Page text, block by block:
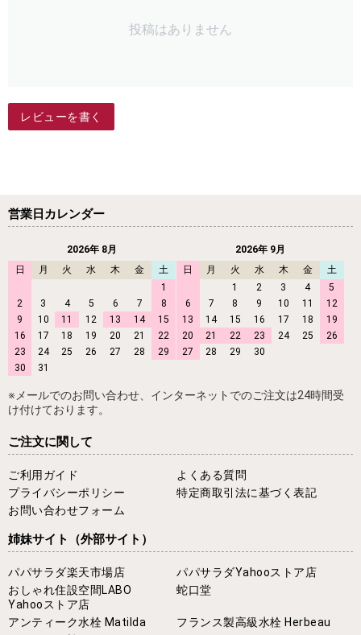
投稿はありません
レビューを書く
営業日カレンダー
2026年 8月
日
月 火 水 木 金
土
1
2
3 4 5 6 7
8
9
10 11 12 13 14
15
16
17 18 19 20 21
22
23
24 25 26 27 28
29
30
31
2026年 9月
日
月 火 水 木 金
土
1
2 3 4
5
6
7 8 9 10 11
12
13
14 15 16 17 18
19
20
21 22 23 24 25
26
27
28 29 30
※メールでのお問い合わせ、インターネットでのご注文は24時間受
け付けております。
ご注文に関して
ご利用ガイド
よくある質問
プライバシーポリシー
特定商取引法に基づく表記
お問い合わせフォーム
姉妹サイト （外部サイト）
パパサラダ楽天市場店
パパサラダYahooストア店
おしゃれ住設空間LABO
Yahooストア店
蛇口堂
アンティーク水栓 Matilda
フランス製高級水栓 Herbeau